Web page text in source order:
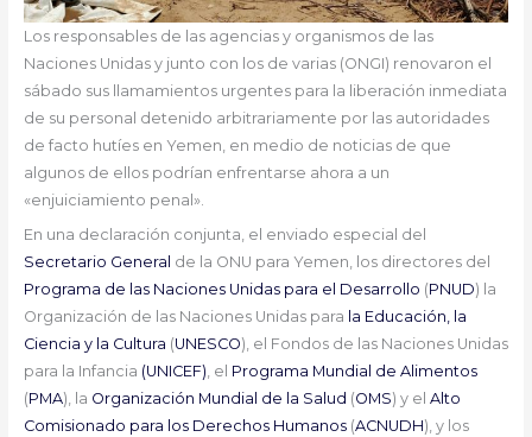
Los responsables de las agencias y organismos de las
Naciones Unidas y junto con los de varias (ONGI) renovaron el
sábado sus llamamientos urgentes para la liberación inmediata
de su personal detenido arbitrariamente por las autoridades
de facto hutíes en Yemen, en medio de noticias de que
algunos de ellos podrían enfrentarse ahora a un
«enjuiciamiento penal».
En una declaración conjunta, el enviado especial del
Secretario General de la ONU para Yemen, los directores del
Programa de las Naciones Unidas para el Desarrollo (PNUD) la
Organización de las Naciones Unidas para la Educación, la
Ciencia y la Cultura (UNESCO), el Fondos de las Naciones Unidas
para la Infancia (UNICEF), el Programa Mundial de Alimentos
(PMA), la Organización Mundial de la Salud (OMS) y el Alto
Comisionado para los Derechos Humanos(ACNUDH), y los